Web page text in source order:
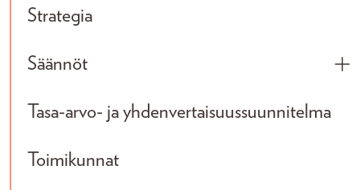
Strategia
Säännöt
Tasa-arvo- ja yhdenvertaisuussuunnitelma
Toimikunnat